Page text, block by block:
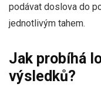
podávat doslova do
jednotlivým tahem.
Jak probíhá
výsledků?